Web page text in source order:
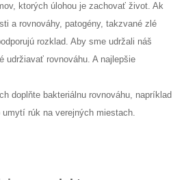
ktorých úlohou je zachovať život. Ak
a rovnováhy, patogény, takzvané zlé
rozklad. Aby sme udržali náš
udržiavať rovnováhu. A najlepšie
doplňte bakteriálnu rovnováhu, napríklad
rúk na verejných miestach.